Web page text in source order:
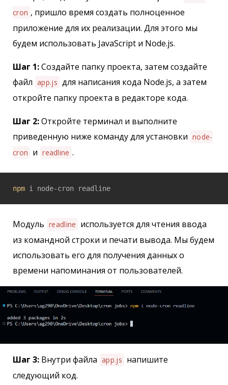
cron , пришло время создать полноценное
приложение для их реализации. Для этого мы
будем использовать JavaScript и Node.js.
Шаг 1:Создайте папку проекта, затем создайте
файл app.js для написания кода Node.js, а затем
откройте папку проекта в редакторе кода.
Шаг 2:Откройте терминал и выполните
приведенную ниже команду для установки node-
cron и readline .
npm i node-cron readline
Модуль readline используется для чтения ввода
из командной строки и печати вывода. Мы будем
использовать его для получения данных о
времени напоминания от пользователей.
Шаг 3: Внутри файла app.js напишите
следующий код.